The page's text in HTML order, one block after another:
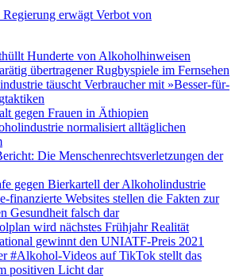
erwägt Verbot von
Hunderte von Alkoholhinweisen
übertragener Rugbyspiele im Fernsehen
täuscht Verbraucher mit »Besser-für-
gegen Frauen in Äthiopien
normalisiert alltäglichen
Die Menschenrechtsverletzungen der
gegen Bierkartell der Alkoholindustrie
finanzierte Websites stellen die Fakten zur
Gesundheit falsch dar
wird nächstes Frühjahr Realität
gewinnt den UNIATF-Preis 2021
#Alkohol-Videos auf TikTok stellt das
positiven Licht dar